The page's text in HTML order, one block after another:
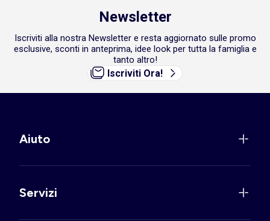
Newsletter
Iscriviti alla nostra Newsletter e resta aggiornato sulle promo
esclusive, sconti in anteprima, idee look per tutta la famiglia e
tanto altro!
Iscriviti Ora!
Aiuto
Servizi